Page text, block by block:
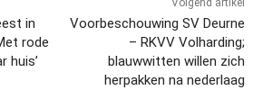
in
rode
huis’
Volgend artikel
Voorbeschouwing SV Deurne
– RKVV Volharding;
blauwwitten willen zich
herpakken na nederlaag